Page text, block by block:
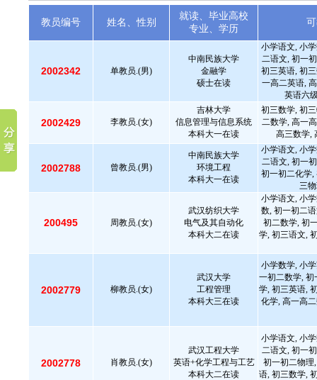
教员编号 姓名、性别
就读、毕业高校
专业、学历
2002342 单教员.(男)
中南民族大学
金融学
硕士在读
小学语文, 小
二语文, 初一
初三英语, 初
一高二英语,
英语六
2002429 李教员.(女)
吉林大学
信息管理与信息系统
本科大一在读
初三数学, 初
二数学, 高一
高三数学,
2002788 曾教员.(男)
中南民族大学
环境工程
本科大一在读
小学语文, 小
二语文, 初一
初一初二化学,
三
200495 周教员.(女)
武汉纺织大学
电气及其自动化
本科大二在读
小学语文, 小
数, 初一初二
初二数学, 初
学, 初三语文,
2002779 柳教员.(女)
武汉大学
工程管理
本科大三在读
小学数学, 小
一初二数学, 初
学, 初三英语,
化学, 高一高
2002778 肖教员.(女)
武汉工程大学
英语+化学工程与工艺
本科大二在读
小学语文, 小
二语文, 初一
初一初二物理
语, 初三数学,